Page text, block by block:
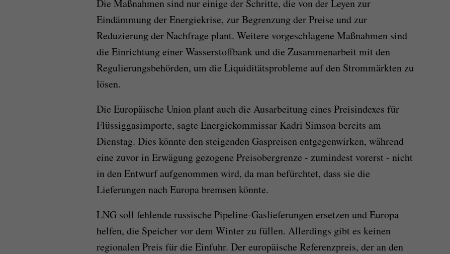
Die Maßnahmen sind nur einige der Schritte, die von der Leyen zur
Eindämmung der Energiekrise, zur Begrenzung der Preise und zur
Reduzierung der Nachfrage plant. Weitere vorgeschlagene Maßnahmen sind
die Einrichtung einer Wasserstoffbank und die Zusammenarbeit mit den
Regulierungsbehörden, um die Liquiditätsprobleme auf den Strommärkten zu
lösen.
Die Europäische Union plant auch die Ausarbeitung eines Preisindexes für
Flüssiggasimporte, sagte Energiekommissar Kadri Simson bereits am
Dienstag. Dies könnte den steigenden Gaspreisen entgegenwirken, während
eine zuvor in Erwägung gezogene Preisobergrenze - zumindest vorerst - nicht
in den Entwurf aufgenommen wird, da man befürchtet, dass sie die
Lieferungen nach Europa bremsen könnte.
LNG soll fehlende russische Pipeline-Gaslieferungen ersetzen und Europa
helfen, die Speicher vor dem Winter zu füllen. Allerdings gibt es keinen
regionalen Preis für die Einfuhr. Der europäische Referenzpreis, der an den